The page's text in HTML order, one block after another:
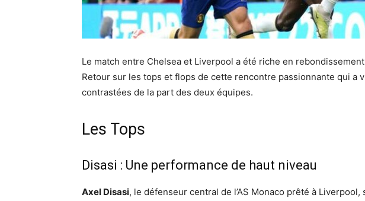
Le match entre Chelsea et Liverpool a été riche en
Retour sur les tops et flops de cette rencontre passionnante qui a
contrastées de la part des deux équipes.
Les Tops
Disasi : Une performance de haut niveau
Axel Disasi, le défenseur central de l’AS Monaco prêté à